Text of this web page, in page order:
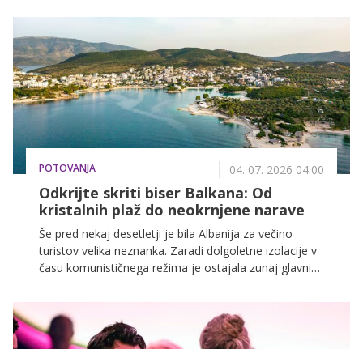
POTOVANJA 04. 07. 2026 04.00
Odkrijte skriti biser Balkana: Od
kristalnih plaž do neokrnjene narave
Še pred nekaj desetletji je bila Albanija za večino
turistov velika neznanka. Zaradi dolgoletne izolacije v
času komunističnega režima je ostajala zunaj glavnih
uvršča med najbolj zanimive evropske destinacije.